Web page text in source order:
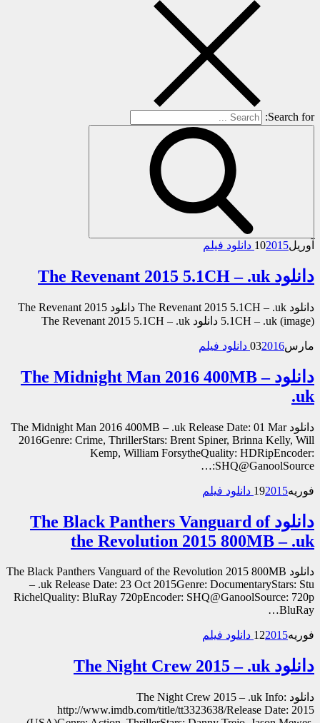
Search for:
آوریل 102015 دانلود فیلم
دانلود The Revenant 2015 5.1CH – .uk
دانلود The Revenant 2015 5.1CH – .uk دانلود The Revenant 2015
5.1CH – .uk (image) دانلود The Revenant 2015 5.1CH – .uk
مارس 032016 دانلود فیلم
دانلود The Midnight Man 2016 400MB –
.uk
دانلود The Midnight Man 2016 400MB – .uk Release Date: 01 Mar
2016Genre: Crime, ThrillerStars: Brent Spiner, Brinna Kelly, Will
Kemp, William ForsytheQuality: HDRipEncoder:
SHQ@GanoolSource:…
فوریه 192015 دانلود فیلم
دانلود The Black Panthers Vanguard of
the Revolution 2015 800MB – .uk
دانلود The Black Panthers Vanguard of the Revolution 2015 800MB
– .uk Release Date: 23 Oct 2015Genre: DocumentaryStars: Stu
RichelQuality: BluRay 720pEncoder: SHQ@GanoolSource: 720p
BluRay…
فوریه 122015 دانلود فیلم
دانلود The Night Crew 2015 – .uk
دانلود The Night Crew 2015 – .uk Info:
http://www.imdb.com/title/tt3323638/Release Date: 2015